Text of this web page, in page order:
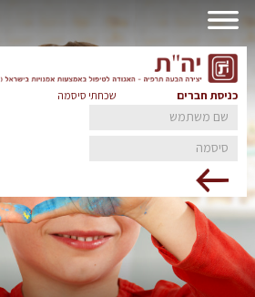
כניסת חברים שכחתי סיסמה